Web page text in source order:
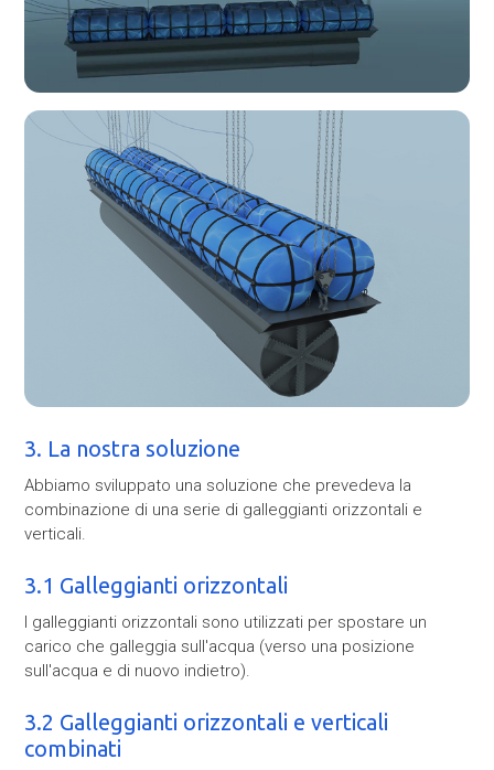
3. La nostra soluzione
Abbiamo sviluppato una soluzione che prevedeva la
combinazione di una serie di galleggianti orizzontali e
verticali.
3.1 Galleggianti orizzontali
I galleggianti orizzontali sono utilizzati per spostare un
carico che galleggia sull'acqua (verso una posizione
sull'acqua e di nuovo indietro).
3.2 Galleggianti orizzontali e verticali
combinati